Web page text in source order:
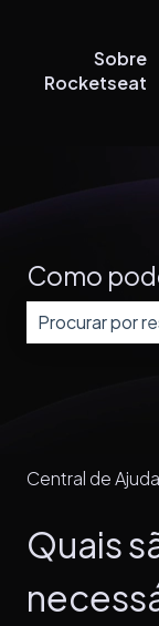
Sobre
Rocketseat
Como
Central de Ajuda
Quais